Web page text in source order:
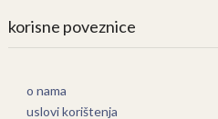
korisne poveznice
o nama
uslovi korištenja